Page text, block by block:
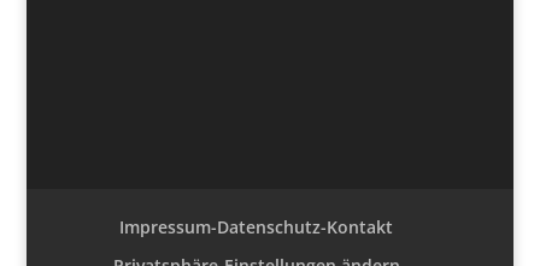
Impressum-Datenschutz-Kontakt